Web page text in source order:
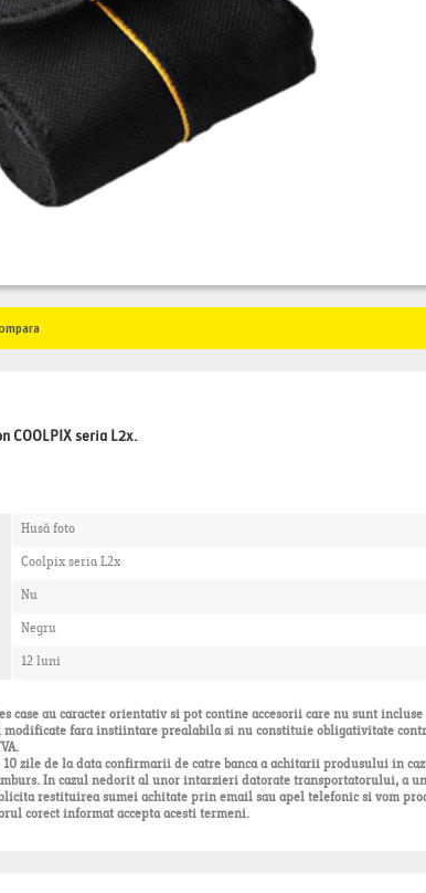
COOLPIX seria L2x.
Husă foto
Coolpix seria L2x
Nu
Negru
12 luni
case au caracter orientativ si pot contine accesorii care nu sunt
fara instiintare prealabila si nu constituie obligativitate
zile de la data confirmarii de catre banca a achitarii produsului in
In cazul nedorit al unor intarzieri datorate transportatorului, a
restituirea sumei achitate prin email sau apel telefonic si vom
corect informat accepta acesti termeni.